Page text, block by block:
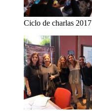
Ciclo de charlas 2017